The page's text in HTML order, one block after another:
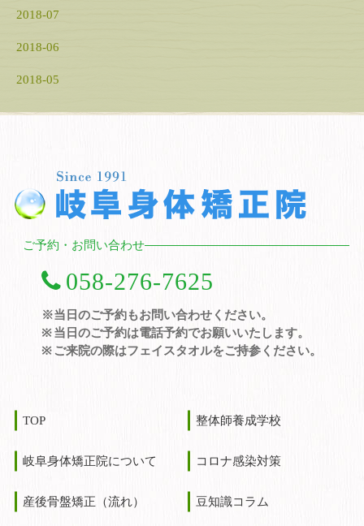
2018-07
2018-06
2018-05
ご予約・お問い合わせ
058-276-7625
※当日のご予約もお問い合わせください。
当日のご予約は電話予約でお願いいたします。
ご来院の際はフェイスタオルをご持参ください。
TOP
岐阜身体矯正院について
産後骨盤矯正（流れ）
整体師養成学校
コロナ感染対策
豆知識コラム